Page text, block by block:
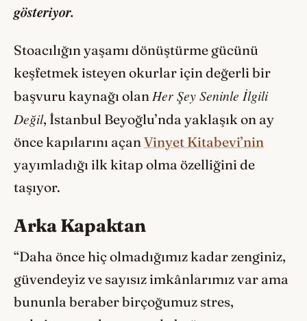
gösteriyor.
Stoacılığın yaşamı dönüştürme gücünü
keşfetmek isteyen okurlar için değerli bir
başvuru kaynağı olan Her Şey Seninle İlgili
Değil, İstanbul Beyoğlu’nda yaklaşık on ay
önce kapılarını açanVinyet Kitabevi’nin
yayımladığı ilk kitap olma özelliğini de
taşıyor.
Arka Kapaktan
“Daha önce hiç olmadığımız kadar zenginiz,
güvendeyiz ve sayısız imkânlarımız var ama
bununla beraber birçoğumuz stres,